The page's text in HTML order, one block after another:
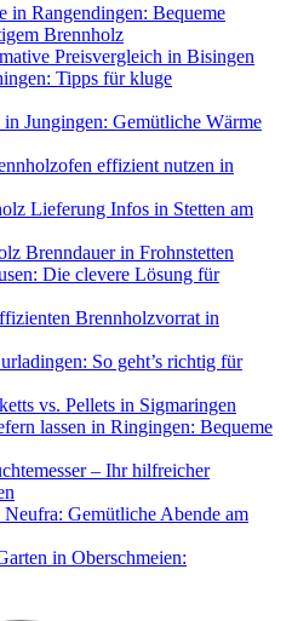
in Rangendingen: Bequeme
Brennholz
Preisvergleich in Bisingen
Tipps für kluge
Jungingen: Gemütliche Wärme
effizient nutzen in
Lieferung Infos in Stetten am
Brenndauer in Frohnstetten
Die clevere Lösung für
Brennholzvorrat in
So geht’s richtig für
vs. Pellets in Sigmaringen
lassen in Ringingen: Bequeme
– Ihr hilfreicher
Gemütliche Abende am
in Oberschmeien: